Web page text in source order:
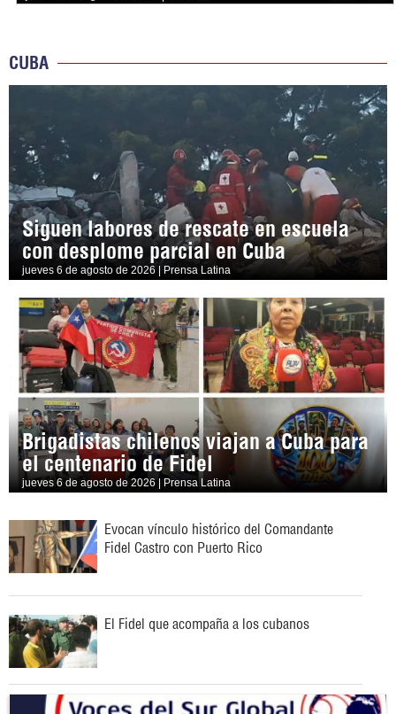
CUBA
Siguen labores de rescate en escuela
con desplome parcial en Cuba
jueves 6 de agosto de 2026 | Prensa Latina
Brigadistas chilenos viajan a Cuba para
el centenario de Fidel
jueves 6 de agosto de 2026 | Prensa Latina
Evocan vínculo histórico del Comandante
Fidel Castro con Puerto Rico
El Fidel que acompaña a los cubanos